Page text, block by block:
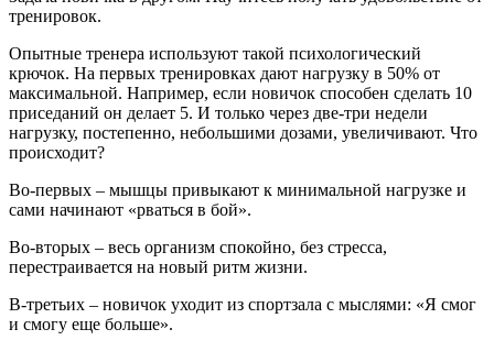
тренировок.
Опытные тренера используют такой психологический
крючок. На первых тренировках дают нагрузку в 50% от
максимальной. Например, если новичок способен сделать 10
приседаний он делает 5. И только через две-три недели
нагрузку, постепенно, небольшими дозами, увеличивают. Что
происходит?
Во-первых – мышцы привыкают к минимальной нагрузке и
сами начинают «рваться в бой».
Во-вторых – весь организм спокойно, без стресса,
перестраивается на новый ритм жизни.
В-третьих – новичок уходит из спортзала с мыслями: «Я смог
и смогу еще больше».